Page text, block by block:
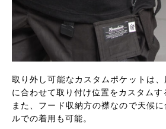
取り外し可能なカスタムポケットは
に合わせて取り付け位置をカスタムす
また、フード収納方の襟なので天候
ルでの着用も可能。